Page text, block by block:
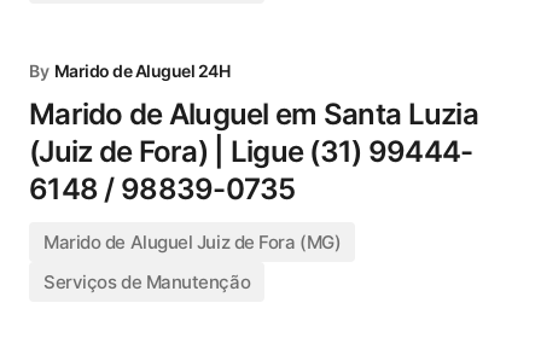
By Marido de Aluguel 24H
Marido de Aluguel em Santa Luzia
(Juiz de Fora) | Ligue (31) 99444-
6148 / 98839-0735
Marido de Aluguel Juiz de Fora (MG)
Serviços de Manutenção